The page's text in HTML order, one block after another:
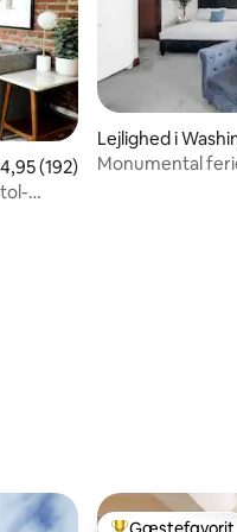
omtaler
ud af 5 i gennemsnitlig
4,95 (192)
Lejlighed i
Monumental